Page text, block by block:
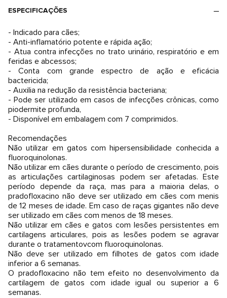
ESPECIFICAÇÕES
- Indicado para cães;
- Anti-inflamatório potente e rápida ação;
- Atua contra infecções no trato urinário, respiratório e em
feridas e abcessos;
- Conta com grande espectro de ação e eficácia
bactericida;
- Auxilia na redução da resistência bacteriana;
- Pode ser utilizado em casos de infecções crônicas, como
piodermite profunda,
- Disponível em embalagem com 7 comprimidos.
Recomendações
Não utilizar em gatos com hipersensibilidade conhecida a
fluoroquinolonas.
Não utilizar em cães durante o período de crescimento, pois
as articulações cartilaginosas podem ser afetadas. Este
período depende da raça, mas para a maioria delas, o
pradofloxacino não deve ser utilizado em cães com menis
de 12 meses de idade. Em caso de raças gigantes não deve
ser utilizado em cães com menos de 18 meses.
Não utilizar em cães e gatos com lesões persistentes em
cartilagens articulares, pois as lesões podem se agravar
durante o tratamentovcom fluoroquinolonas.
Não deve ser utilizado em filhotes de gatos com idade
inferior a 6 semanas.
O pradofloxacino não tem efeito no desenvolvimento da
cartilagem de gatos com idade igual ou superior a 6
semanas.